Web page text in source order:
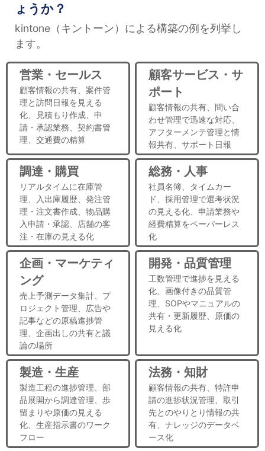
ょうか？
kintone（キントーン）による構築の例を列挙し
ます。
営業・セールス
顧客情報の共有、案件管
理と訪問日報を見える
化、見積もり作成、申
請・承認業務、契約書管
理、交通費の精算
顧客サービス・サ
ポート
顧客情報の共有、問い合
わせ管理で迅速な対応、
アフターメンテ管理と情
報共有、サポート日報
調達・購買
リアルタイムに在庫管
理、入出庫履歴、発注管
理・注文書作成、物品購
入申請・承認、店舗の客
注・在庫の見える化
総務・人事
社員名簿、タイムカー
ド、採用管理で選考状況
の見える化、申請業務や
経費精算をペーパーレス
化
企画・マーケティ
ング
売上予測データ集計、プ
ロジェクト管理、広告や
記事などの原稿進捗管
理、企画出しの共有と議
論の場所
開発・品質管理
工数管理で進捗を見える
化、画像付きの品質管
理、SOPやマニュアルの
共有・更新履歴、原価の
見える化
製造・生産
製造工程の進捗管理、部
品展開から調達管理、歩
留まりや原価の見える
化、生産指示書のワーク
フロー
法務・知財
顧客情報の共有、特許申
請の進捗状況管理、取引
先とのやりとり情報の共
有、ナレッジのデータベ
ース化